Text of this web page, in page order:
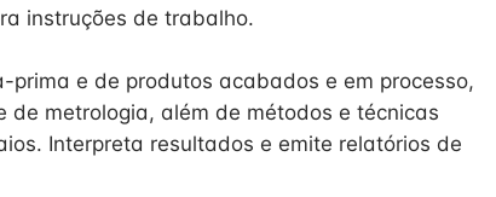
instruções de trabalho.
e de produtos acabados e em processo,
de metrologia, além de métodos e técnicas
Interpreta resultados e emite relatórios de